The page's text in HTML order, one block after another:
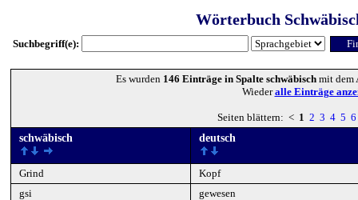
Wörterbuch
Suchbegriff(e):
Es wurden 146 Einträge in Spalte schwäbischmit dem
Wiederalle Einträge
Seiten blättern: < 1 2 3 4 5 6
schwäbisch
deutsch
Grind
Kopf
gsi
gewesen